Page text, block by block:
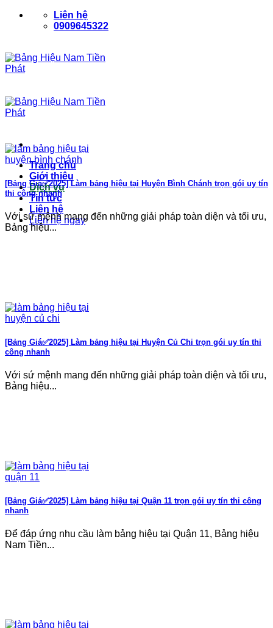
Liên hệ
0909645322
Trang chủ
Giới thiệu
Dịch vụ
Tin tức
Liên hệ
Liên hệ ngay
[Bảng Giá✅2025] Làm bảng hiệu tại Huyện Bình Chánh trọn gói uy tín
thi công nhanh
Với sứ mệnh mang đến những giải pháp toàn diện và tối ưu,
Bảng hiệu...
[Bảng Giá✅2025] Làm bảng hiệu tại Huyện Củ Chi trọn gói uy tín thi
công nhanh
Với sứ mệnh mang đến những giải pháp toàn diện và tối ưu,
Bảng hiệu...
[Bảng Giá✅2025] Làm bảng hiệu tại Quận 11 trọn gói uy tín thi công
nhanh
Để đáp ứng nhu cầu làm bảng hiệu tại Quận 11, Bảng hiệu
Nam Tiền...